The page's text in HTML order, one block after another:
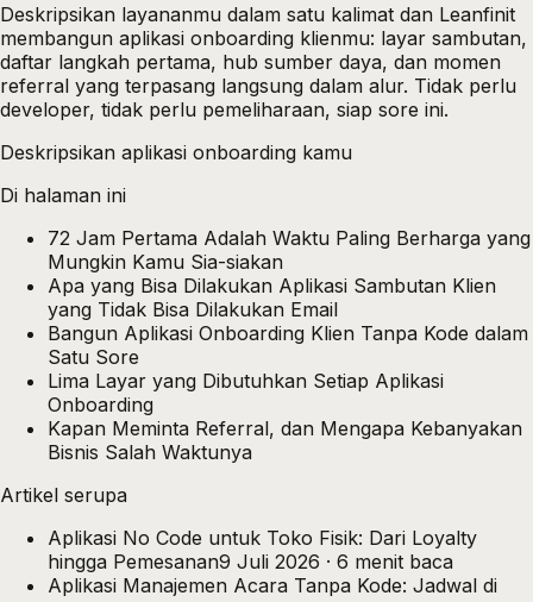
Deskripsikan layananmu dalam satu kalimat dan Leanfinit
membangun aplikasi onboarding klienmu: layar sambutan,
daftar langkah pertama, hub sumber daya, dan momen
referral yang terpasang langsung dalam alur. Tidak perlu
developer, tidak perlu pemeliharaan, siap sore ini.
Deskripsikan aplikasi onboarding kamu
Di halaman ini
72 Jam Pertama Adalah Waktu Paling Berharga yang
Mungkin Kamu Sia-siakan
Apa yang Bisa Dilakukan Aplikasi Sambutan Klien
yang Tidak Bisa Dilakukan Email
Bangun Aplikasi Onboarding Klien Tanpa Kode dalam
Satu Sore
Lima Layar yang Dibutuhkan Setiap Aplikasi
Onboarding
Kapan Meminta Referral, dan Mengapa Kebanyakan
Bisnis Salah Waktunya
Artikel serupa
Aplikasi No Code untuk Toko Fisik: Dari Loyalty
hingga Pemesanan9 Juli 2026 · 6 menit baca
Aplikasi Manajemen Acara Tanpa Kode: Jadwal di